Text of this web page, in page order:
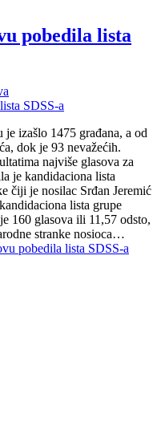
pobedila lista
izašlo 1475 građana, a od
dok je 93 nevažećih.
najviše glasova za
je kandidaciona lista
čiji je nosilac Srđan Jeremić
lista grupe
160 glasova ili 11,57 odsto,
stranke nosioca…
pobedila lista SDSS-a